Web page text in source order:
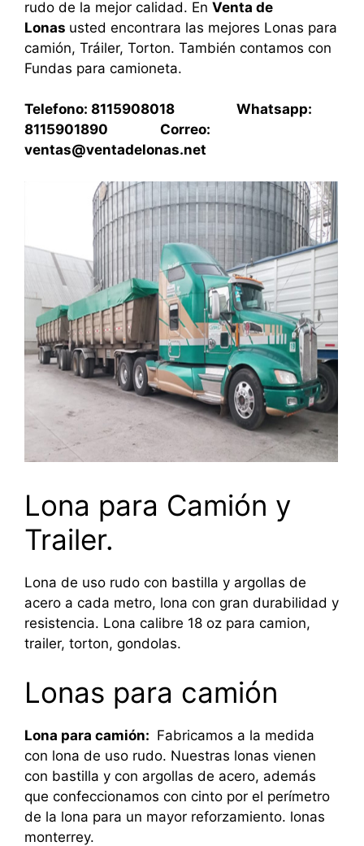
rudo de la mejor calidad. En Venta de
Lonas usted encontrara las mejores Lonas para
camión, Tráiler, Torton. También contamos con
Fundas para camioneta.
Telefono: 8115908018 Whatsapp:
8115901890 Correo:
ventas@ventadelonas.net
Lona para Camión y
Trailer.
Lona de uso rudo con bastilla y argollas de
acero a cada metro, lona con gran durabilidad y
resistencia. Lona calibre 18 oz para camion,
trailer, torton, gondolas.
Lonas para camión
Lona para camión: Fabricamos a la medida
con lona de uso rudo. Nuestras lonas vienen
con bastilla y con argollas de acero, además
que confeccionamos con cinto por el perímetro
de la lona para un mayor reforzamiento. lonas
monterrey.